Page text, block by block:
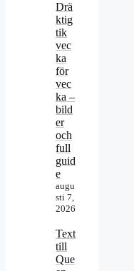
Drä
ktig
tik
vec
ka
för
vec
ka –
bild
er
och
full
guid
e
augu
sti 7,
2026
Text
till
Que